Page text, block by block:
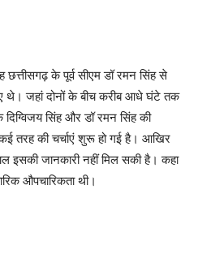
छत्तीसगढ़ के पूर्व सीएम डॉ रमन सिंह से
थे। जहां दोनों के बीच करीब आधे घंटे तक
सिंह और डॉ रमन सिंह की
तरह की चर्चाएं शुरू हो गई है। आखिर
इसकी जानकारी नहीं मिल सकी है। कहा
औपचारिकता थी।